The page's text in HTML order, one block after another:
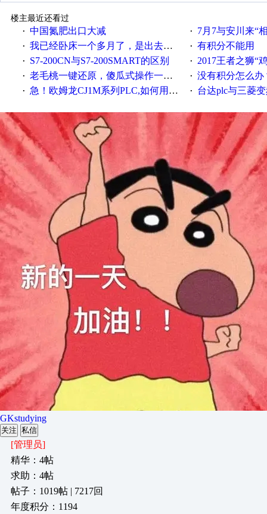
楼主最近还看过
· 中国氮肥出口大减 · 7月7与安川来“
· 我已经卧床一个多月了，是出去安装机械手在高速遭遇车祸所致:大家工作都要特别注意啊 · 有积分不能用
· S7-200CN与S7-200SMART的区别 · 2017王者之狮“鸡”情签到
· 老毛桃一键还原，傻瓜式操作一键轻松备份还原；程序为向导式安装，一键即可实现自动备份或还原系统。 · 没有积分怎么办
· 急！欧姆龙CJ1M系列PLC,如何用时间控制变频器。要求时间在组态王中可以自由输入！拜托各位大神了！ · 台达plc与三菱
GKstudying
关注 私信
[管理员]
精华：4帖
求助：4帖
帖子：1019帖 | 7217回
年度积分：1194